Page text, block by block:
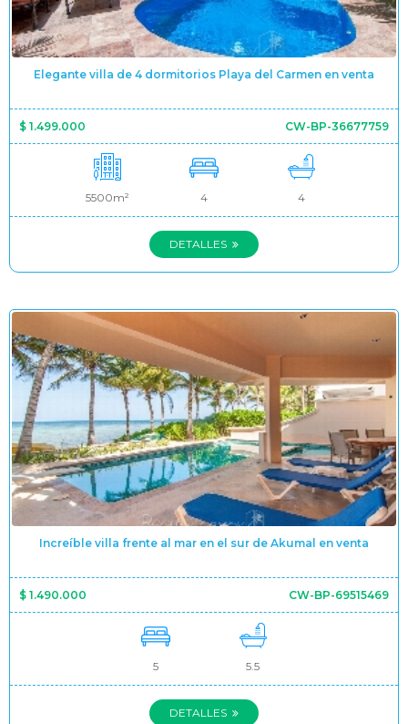
Elegante villa de 4 dormitorios Playa del Carmen en venta
$ 1.499.000 CW-BP-36677759
5500m² 4 4
DETALLES
Increíble villa frente al mar en el sur de Akumal en venta
$ 1.490.000 CW-BP-69515469
5 5.5
DETALLES